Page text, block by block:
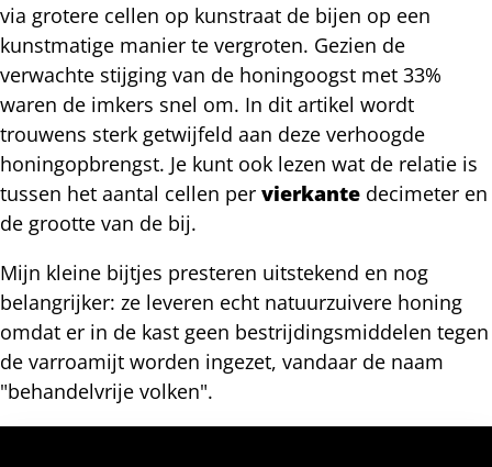
via grotere cellen op kunstraat de bijen op een
kunstmatige manier te vergroten. Gezien de
verwachte stijging van de honingoogst met 33%
waren de imkers snel om. In dit artikel wordt
trouwens sterk getwijfeld aan deze verhoogde
honingopbrengst. Je kunt ook lezen wat de relatie is
tussen het aantal cellen per vierkante decimeter en
de grootte van de bij.
Mijn kleine bijtjes presteren uitstekend en nog
belangrijker: ze leveren echt natuurzuivere honing
omdat er in de kast geen bestrijdingsmiddelen tegen
de varroamijt worden ingezet, vandaar de naam
"behandelvrije volken".